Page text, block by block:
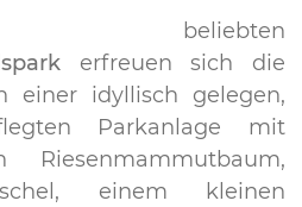
erfreuen sich die
einer idyllisch gelegen,
Parkanlage mit
Riesenmammutbaum,
einem kleinen